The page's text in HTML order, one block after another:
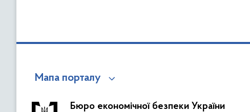
Мапа порталу
Бюро економічної безпеки України